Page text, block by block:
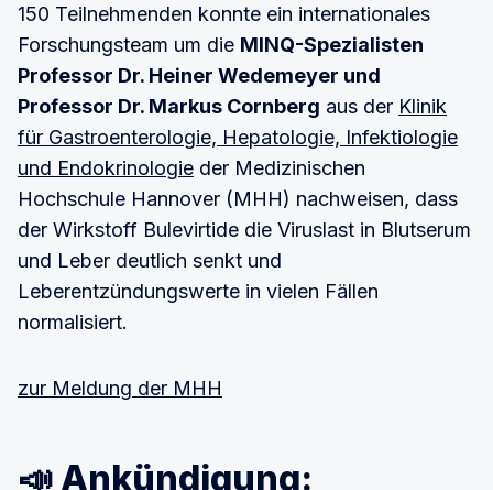
150 Teilnehmenden konnte ein internationales
Forschungsteam um die MINQ-Spezialisten
Professor Dr. Heiner Wedemeyer und
Professor Dr. Markus Cornberg aus der Klinik
für Gastroenterologie, Hepatologie, Infektiologie
und Endokrinologie der Medizinischen
Hochschule Hannover (MHH) nachweisen, dass
der Wirkstoff Bulevirtide die Viruslast in Blutserum
und Leber deutlich senkt und
Leberentzündungswerte in vielen Fällen
normalisiert.
zur Meldung der MHH
📣 Ankündigung: